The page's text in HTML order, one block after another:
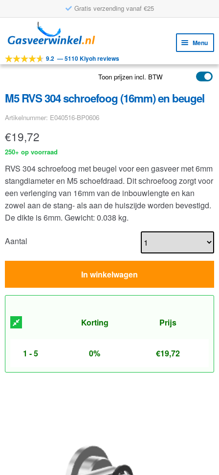
Gratis verzending vanaf €25
door
navigatie
naar
inhoud
Menu
Tools
Toepassingen
Klantenservice
FAQ
9.2 —5110 Kiyoh reviews
Toon prijzen incl. BTW
M5 RVS 304 schroefoog (16mm) en beugel
Artikelnummer: E040516-BP0606
€19,72
250+ op voorraad
RVS 304 schroefoog met beugel voor een gasveer met 6mm
stangdiameter en M5 schoefdraad. Dit schroefoog zorgt voor
een verlenging van 16mm van de inbouwlengte en kan
zowel aan de stang- als aan de huiszijde worden bevestigd.
De dikte is 6mm. Gewicht: 0.038 kg.
Aantal
In winkelwagen
Korting Prijs
1 - 5 0% €19,72